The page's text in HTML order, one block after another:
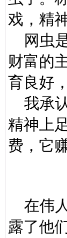
戏，精
网虫
财富的
育良好
我承
精神上
费，它
人
在伟
露了他